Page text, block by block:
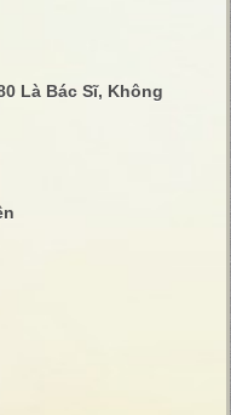
Là Bác Sĩ, Không